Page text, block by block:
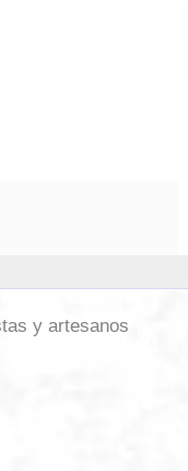
y artesanos